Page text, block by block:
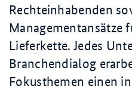
Rechteinhabenden
Managementansätze
Lieferkette. Jedes
Branchendialog
Fokusthemen einen